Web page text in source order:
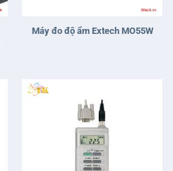
Máy đo độ ẩm Extech MO55W